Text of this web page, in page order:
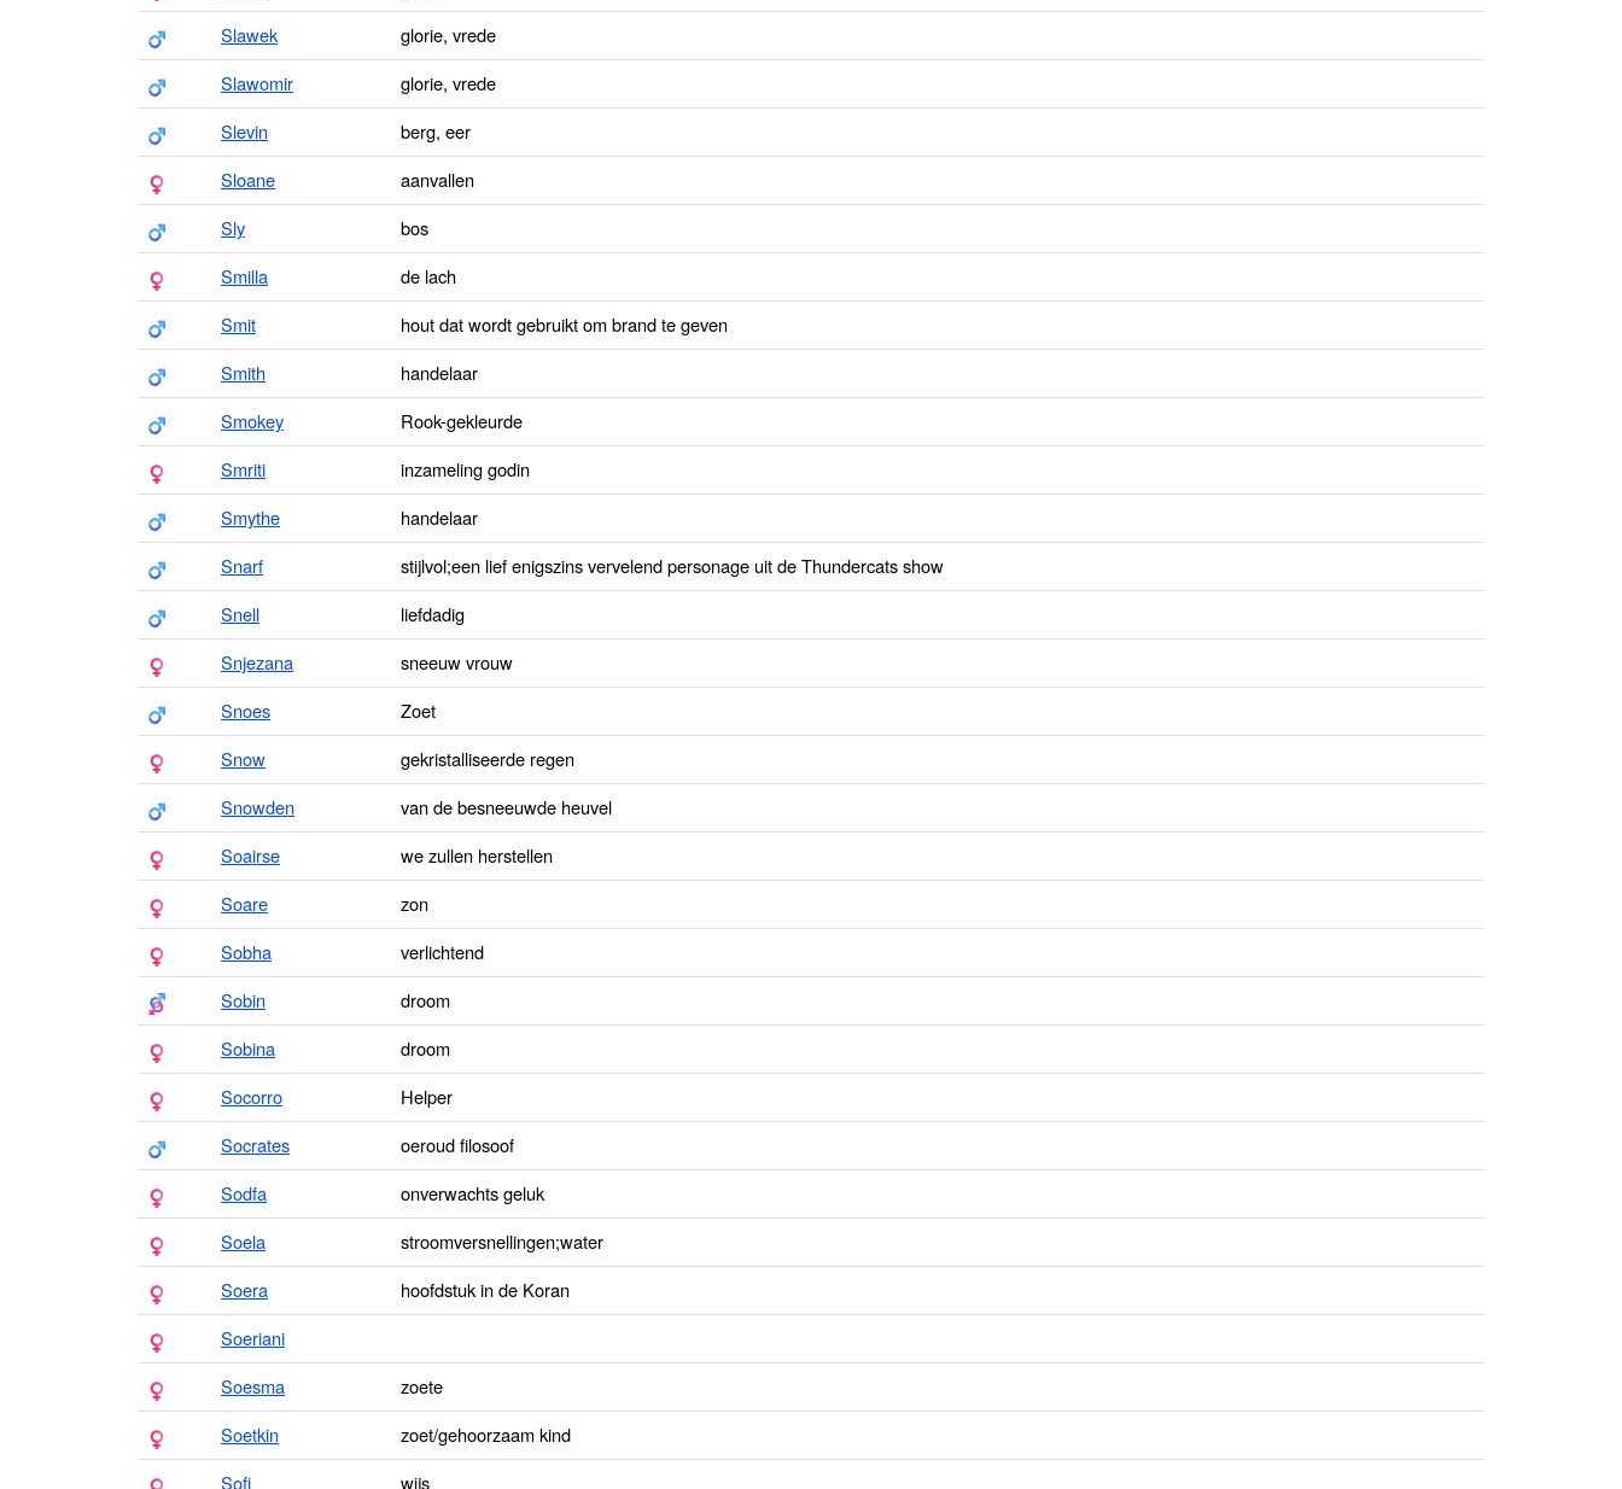
Slawek
glorie, vrede
Slawomir
glorie, vrede
Slevin
berg, eer
Sloane
aanvallen
Sly
bos
Smilla
de lach
Smit
hout dat wordt gebruikt om brand te geven
Smith
handelaar
Smokey
Rook-gekleurde
Smriti
inzameling godin
Smythe
handelaar
Snarf
stijlvol;een lief enigszins vervelend personage uit de Thundercats show
Snell
liefdadig
Snjezana
sneeuw vrouw
Snoes
Zoet
Snow
gekristalliseerde regen
Snowden
van de besneeuwde heuvel
Soairse
we zullen herstellen
Soare
zon
Sobha
verlichtend
Sobin
droom
Sobina
droom
Socorro
Helper
Socrates
oeroud filosoof
Sodfa
onverwachts geluk
Soela
stroomversnellingen;water
Soera
hoofdstuk in de Koran
Soeriani
Soesma
zoete
Soetkin
zoet/gehoorzaam kind
Sofi
wijs